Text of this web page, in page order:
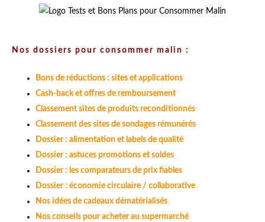
Nos dossiers pour consommer malin :
Bons de réductions : sites et applications
Cash-back et offres de remboursement
Classement sites de produits reconditionnés
Classement des sites de sondages rémunérés
Dossier : alimentation et labels de qualité
Dossier : astuces promotions et soldes
Dossier : les comparateurs de prix fiables
Dossier : économie circulaire / collaborative
Nos idées de cadeaux dématérialisés
Nos conseils pour acheter au supermarché